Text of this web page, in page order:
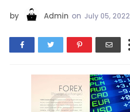
by Admin on July 05, 2022